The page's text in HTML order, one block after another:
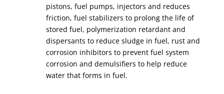
pistons, fuel pumps, injectors and reduces
friction, fuel stabilizers to prolong the life of
stored fuel, polymerization retardant and
dispersants to reduce sludge in fuel, rust and
corrosion inhibitors to prevent fuel system
corrosion and demulsifiers to help reduce
water that forms in fuel.